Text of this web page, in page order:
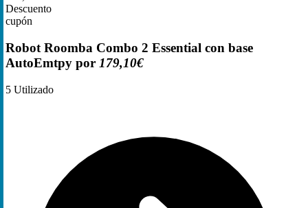
Descuento
cupón
Robot Roomba Combo 2 Essential con base
AutoEmtpy por 179,10€
5 Utilizado